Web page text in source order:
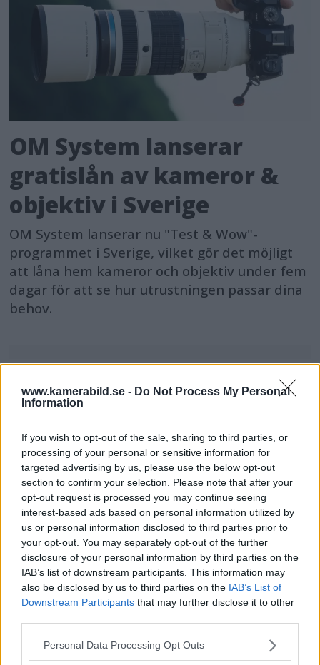
www.kamerabild.se - Do Not Process My Personal
Information
If you wish to opt-out of the sale, sharing to third parties, or
processing of your personal or sensitive information for
targeted advertising by us, please use the below opt-out
section to confirm your selection. Please note that after your
opt-out request is processed you may continue seeing
interest-based ads based on personal information utilized by
us or personal information disclosed to third parties prior to
your opt-out. You may separately opt-out of the further
disclosure of your personal information by third parties on the
IAB’s list of downstream participants. This information may
also be disclosed by us to third parties on the IAB’s List of
Downstream Participants that may further disclose it to other
Please note that this website/app uses one or more Google
Personal Data Processing Opt Outs
OM System lanserar
gratislån av kameror &
objektiv i Sverige
OM System lanserar nu "Test & Wow"-
programmet i Sverige, vilket gör det möjligt
att låna hem kameror och objektiv under fem
dagar för att se hur utrustningen passar dina
behov.
MEST LÄST JUST NU
DJI Osmo Pocket 4P
släppt – får 10-bitars D-
Log 2 & 3x optisk zoom
Sony lägger bud på
Tamron – kan vara värt
12 miljarder kronor
OM System lanserar
gratislån av kameror &
objektiv i Sverige